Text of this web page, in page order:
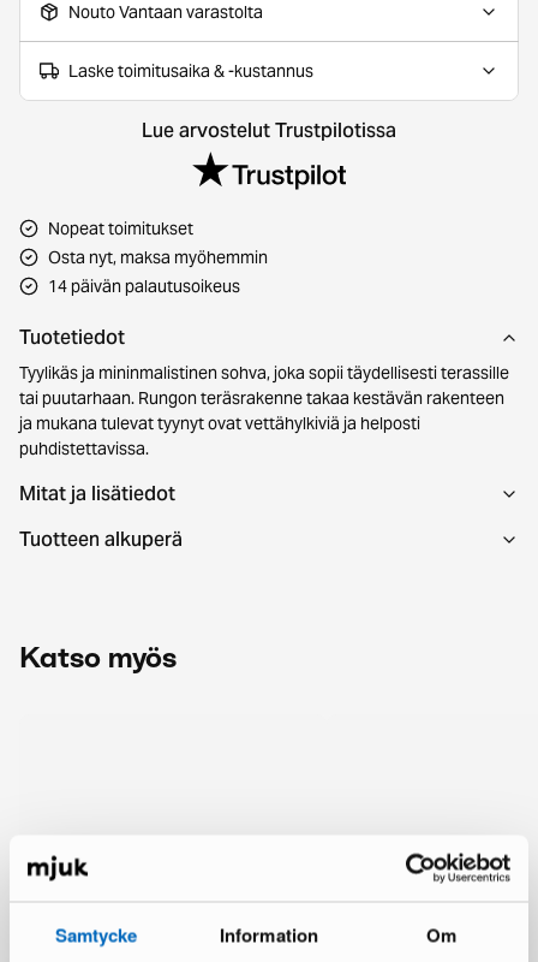
Samtycke Information Om
Nouto Vantaan varastolta
Laske toimitusaika & -kustannus
Lue arvostelut Trustpilotissa
Nopeat toimitukset
Osta nyt, maksa myöhemmin
14 päivän palautusoikeus
Tuotetiedot
Tyylikäs ja mininmalistinen sohva, joka sopii täydellisesti terassille
tai puutarhaan. Rungon teräsrakenne takaa kestävän rakenteen
ja mukana tulevat tyynyt ovat vettähylkiviä ja helposti
puhdistettavissa.
Mitat ja lisätiedot
Tuotteen alkuperä
Katso myös